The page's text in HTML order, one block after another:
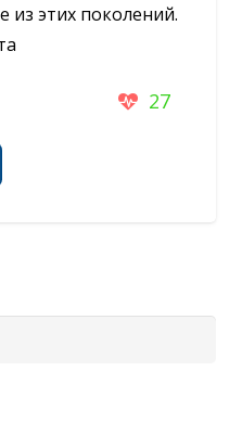
этих поколений.
27